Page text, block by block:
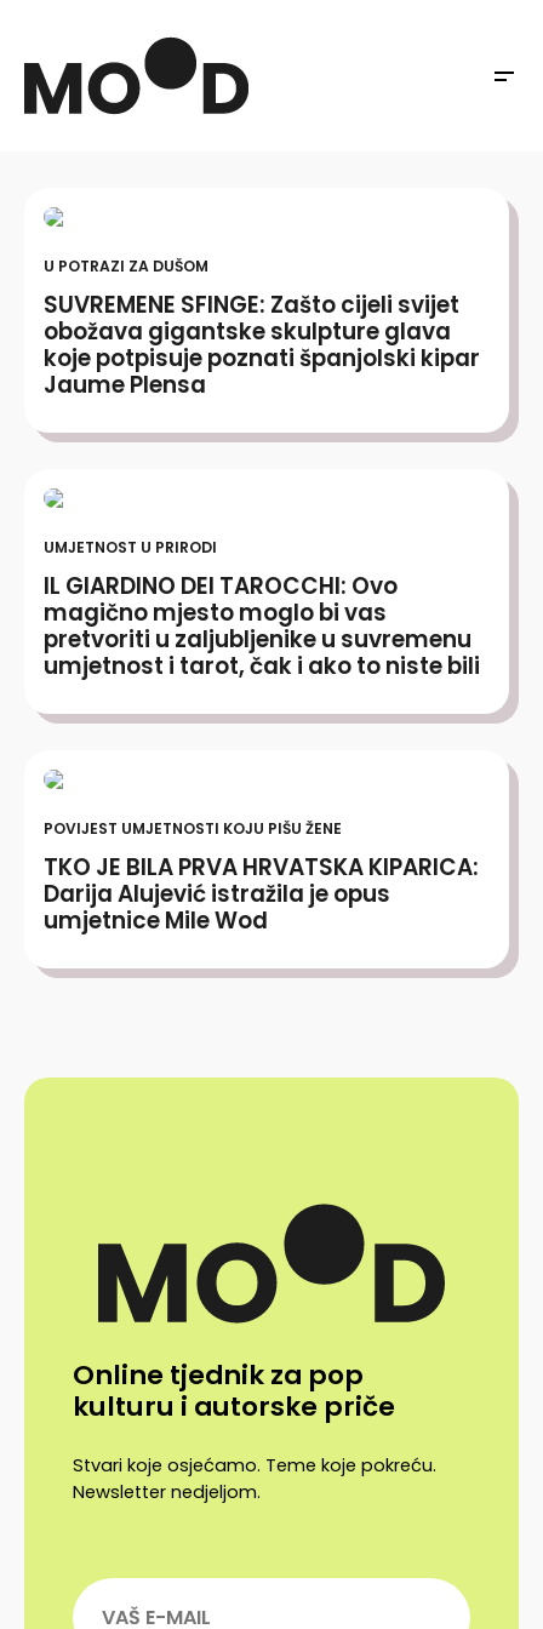
U POTRAZI ZA DUŠOM
SUVREMENE SFINGE: Zašto cijeli svijet
obožava gigantske skulpture glava
koje potpisuje poznati španjolski kipar
Jaume Plensa
UMJETNOST U PRIRODI
IL GIARDINO DEI TAROCCHI: Ovo
magično mjesto moglo bi vas
pretvoriti u zaljubljenike u suvremenu
umjetnost i tarot, čak i ako to niste bili
POVIJEST UMJETNOSTI KOJU PIŠU ŽENE
TKO JE BILA PRVA HRVATSKA KIPARICA:
Darija Alujević istražila je opus
umjetnice Mile Wod
Online tjednik za pop
kulturu i autorske priče
Stvari koje osjećamo. Teme koje pokreću.
Newsletter nedjeljom.